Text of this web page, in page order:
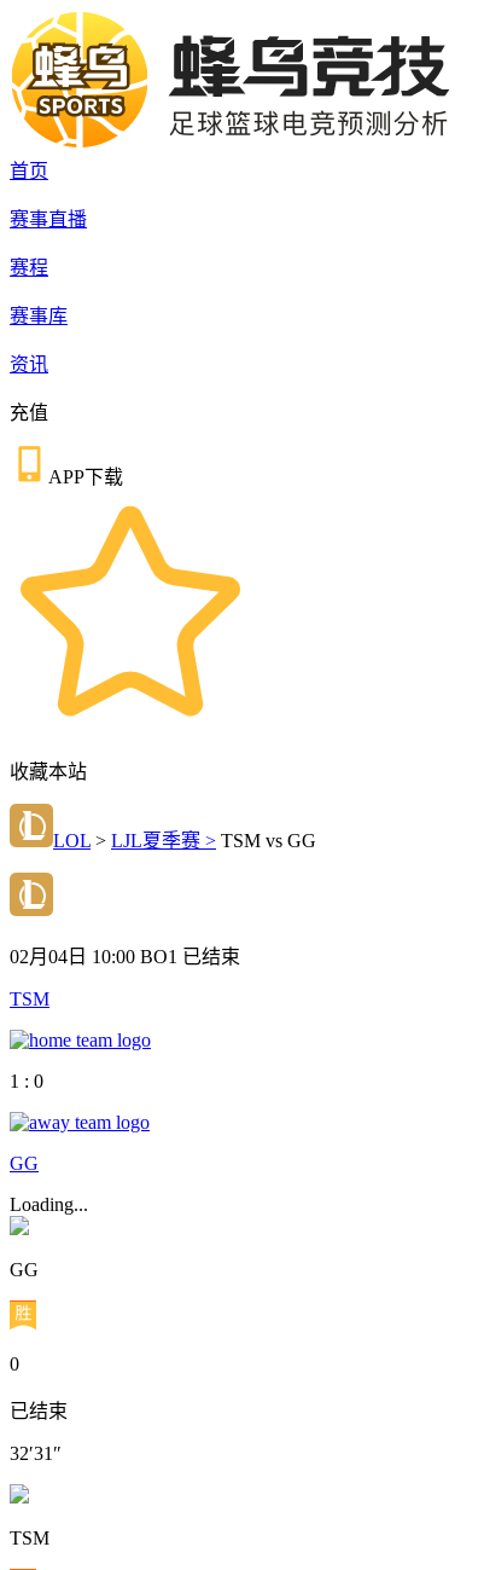
首页
赛事直播
赛程
赛事库
资讯
充值
APP下载
收藏本站
LOL > LJL夏季赛 > TSM vs GG
02月04日 10:00 BO1 已结束
TSM
1 : 0
GG
Loading...
GG
0
已结束
32′31″
TSM